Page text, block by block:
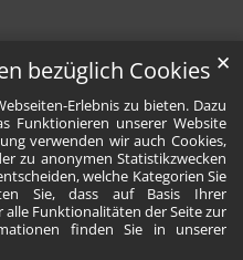
bezüglich Cookies
Erlebnis zu bieten. Dazu
Funktionieren unserer Website
verwenden wir auch Cookies,
zu anonymen Statistikzwecken
welche Kategorien Sie
Sie, dass auf Basis Ihrer
Funktionalitäten der Seite zur
finden Sie in unserer
✕